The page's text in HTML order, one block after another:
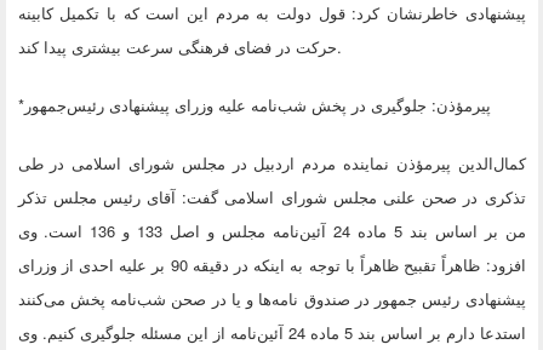
پیشنهادی خاطرنشان کرد: قول دولت به مردم این است که با تکمیل کابینه
حرکت در فضای فرهنگی سرعت بیشتری پیدا کند.
*پیرمؤذن: جلوگیری در پخش شب‌نامه علیه وزرای پیشنهادی رئیس‌جمهور
کمال‌الدین پیرمؤذن نماینده مردم اردبیل در مجلس شورای اسلامی در طی
تذکری در صحن علنی مجلس شورای اسلامی گفت: آقای رئیس مجلس تذکر
من بر اساس بند 5 ماده 24 آئین‌نامه مجلس و اصل 133 و 136 است. وی
افزود: ظاهراً تقبیح ظاهراً با توجه به اینکه در دقیقه 90 بر علیه احدی از وزرای
پیشنهادی رئیس جمهور در صندوق‌ نامه‌ها و یا در صحن شب‌نامه پخش می‌کنند
استدعا دارم بر اساس بند 5 ماده 24 آئین‌نامه از این مسئله جلوگیری کنیم. وی